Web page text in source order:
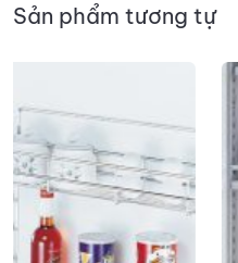
Sản phẩm tương tự